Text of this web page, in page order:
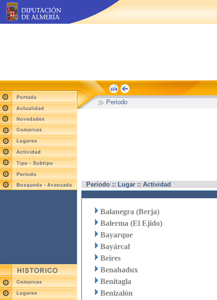
Periodo
Periodo :: Lugar :: Actividad
Balanegra (Berja)
Balerma (El Ejido)
Bayarque
Bayárcal
Beires
Benahadux
Benitagla
Benizalón